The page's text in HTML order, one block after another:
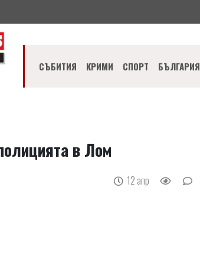
СЪБИТИЯ КРИМИ СПОРТ БЪЛГАРИЯ
в Лом
12 апр